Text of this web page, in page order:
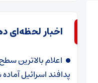
اخبار لحظه‌ای
اعلام بالاترین
پدافند اسرائیل